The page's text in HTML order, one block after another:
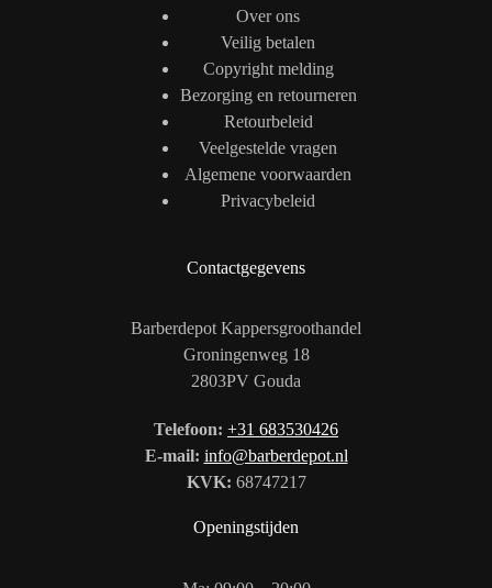
Over ons
Veilig betalen
Copyright melding
Bezorging en retourneren
Retourbeleid
Veelgestelde vragen
Algemene voorwaarden
Privacybeleid
Contactgegevens
Barberdepot Kappersgroothandel
Groningenweg 18
2803PV Gouda
Telefoon: +31 683530426
E-mail: info@barberdepot.nl
KVK: 68747217
Openingstijden